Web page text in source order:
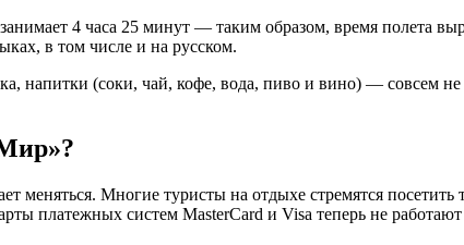
4 часа 25 минут — таким образом, время полета
в том числе и на русском.
напитки (соки, чай, кофе, вода, пиво и вино) — совсем
меняться. Многие туристы на отдыхе стремятся
платежных систем MasterCard и Visa теперь не